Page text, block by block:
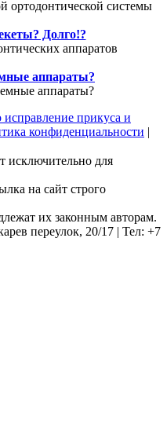
Долго!?
аппараты?
прикуса и
конфиденциальности |
исключительно для
на сайт строго
их законным авторам.
переулок, 20/17 | Тел: +7